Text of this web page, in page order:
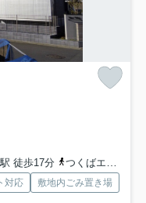
徒歩17分
つくばエクスプレス「研究学園」駅 徒歩43分
対応
敷地内ごみ置き場